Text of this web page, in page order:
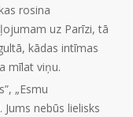
rosina
uz Parīzi, tā
kādas intīmas
mīlat viņu.
„Esmu
nebūs lielisks